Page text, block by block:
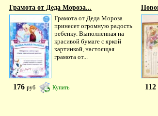
Грамота от Деда Мороза...
Грамота от Деда Мороза
принесет огромную радость
ребенку. Выполненная на
красивой бумаге с яркой
картинкой, настоящая
грамота от...
176 руб Купить 112